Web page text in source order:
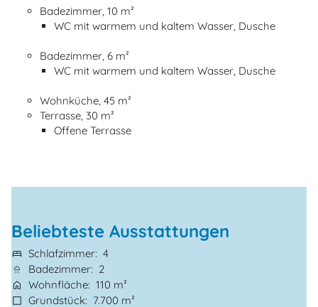
Badezimmer, 10 m²
WC mit warmem und kaltem Wasser, Dusche
Badezimmer, 6 m²
WC mit warmem und kaltem Wasser, Dusche
Wohnküche, 45 m²
Terrasse, 30 m²
Offene Terrasse
Beliebteste Ausstattungen
Schlafzimmer 4
Badezimmer
2
Wohnfläche 110 m²
Grundstück
7.700 m²